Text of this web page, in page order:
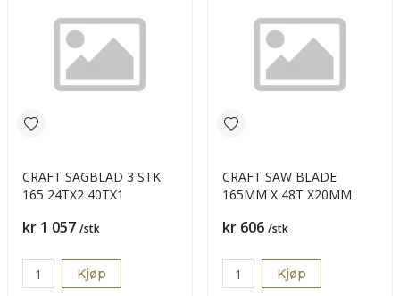
CRAFT SAGBLAD 3 STK
165 24TX2 40TX1
Pris
kr 1 057 /stk
Kjøp
CRAFT SAW BLADE
165MM X 48T X20MM
Pris
kr 606 /stk
Kjøp